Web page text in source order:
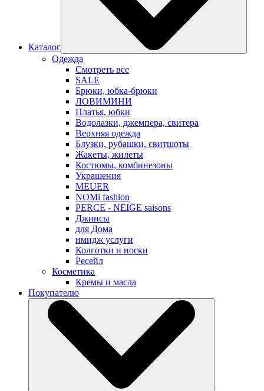
Каталог
Одежда
Смотреть все
SALE
Брюки, юбка-брюки
ЛОВИМИНИ
Платья, юбки
Водолазки, джемпера, свитера
Верхняя одежда
Блузки, рубашки, свитшоты
Жакеты, жилеты
Костюмы, комбинезоны
Украшения
MEUER
NOMi fashion
PERCE - NEIGE saisons
Джинсы
для Дома
имидж услуги
Колготки и носки
Ресейл
Косметика
Кремы и масла
Покупателю